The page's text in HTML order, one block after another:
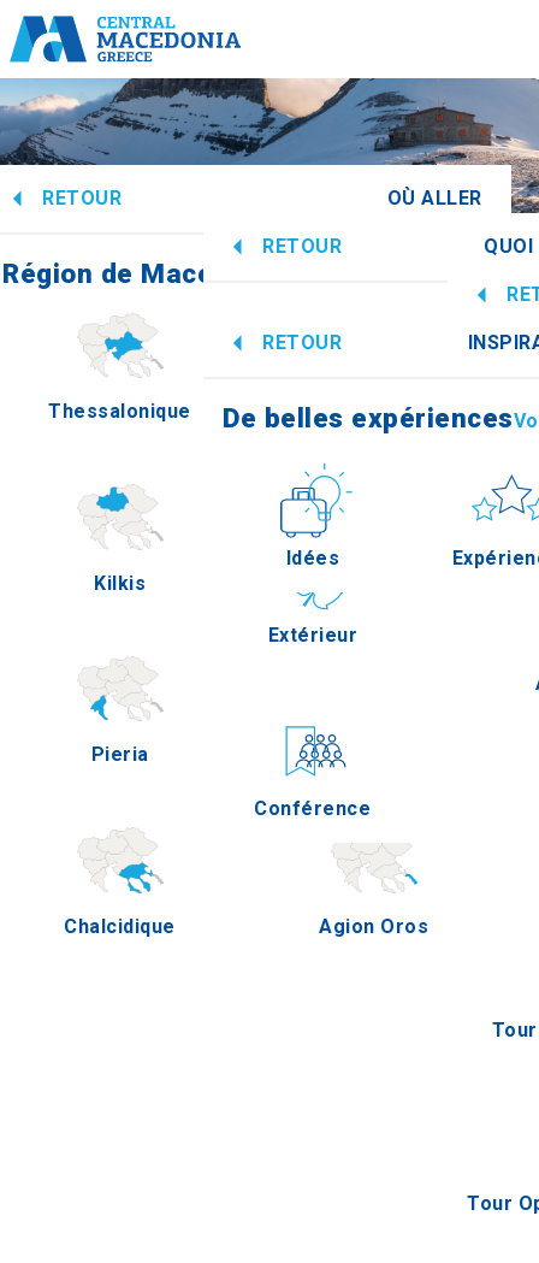
RETOUR OÙ ALLER
Région de Macédoine centrale
Thessalonique Imathia
Kilkis
Pieria Serres
Chalcidique Agion Oros
RETOUR QUOI
Culture
Extérieur
Conférence
Tour
RETOUR
De belles expériences
Idées